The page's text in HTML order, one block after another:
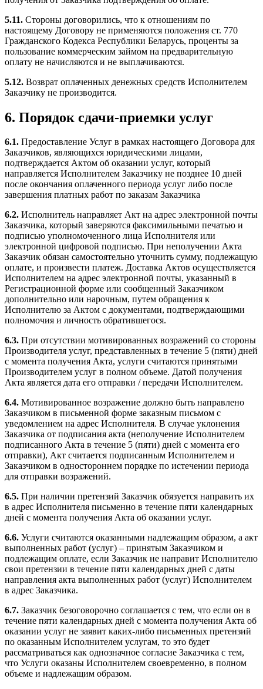
5.11. Стороны договорились, что к отношениям по
настоящему Договору не применяются положения ст. 770
Гражданского Кодекса Республики Беларусь, проценты за
пользование коммерческим займом на предварительную
оплату не начисляются и не выплачиваются.
5.12. Возврат оплаченных денежных средств Исполнителем
Заказчику не производится.
6. Порядок сдачи-приемки услуг
6.1. Предоставление Услуг в рамках настоящего Договора для
Заказчиков, являющихся юридическими лицами,
подтверждается Актом об оказании услуг, который
направляется Исполнителем Заказчику не позднее 10 дней
после окончания оплаченного периода услуг либо после
завершения платных работ по заказам Заказчика
6.2. Исполнитель направляет Акт на адрес электронной почты
Заказчика, который заверяются факсимильными печатью и
подписью уполномоченного лица Исполнителя или
электронной цифровой подписью. При неполучении Акта
Заказчик обязан самостоятельно уточнить сумму, подлежащую
оплате, и произвести платеж. Доставка Актов осуществляется
Исполнителем на адрес электронной почты, указанный в
Регистрационной форме или сообщенный Заказчиком
дополнительно или нарочным, путем обращения к
Исполнителю за Актом с документами, подтверждающими
полномочия и личность обратившегося.
6.3. При отсутствии мотивированных возражений со стороны
Производителя услуг, представленных в течение 5 (пяти) дней
с момента получения Акта, услуги считаются принятыми
Производителем услуг в полном объеме. Датой получения
Акта является дата его отправки / передачи Исполнителем.
6.4. Мотивированное возражение должно быть направлено
Заказчиком в письменной форме заказным письмом с
уведомлением на адрес Исполнителя. В случае уклонения
Заказчика от подписания акта (неполучение Исполнителем
подписанного Акта в течение 5 (пяти) дней с момента его
отправки), Акт считается подписанным Исполнителем и
Заказчиком в одностороннем порядке по истечении периода
для отправки возражений.
6.5. При наличии претензий Заказчик обязуется направить их
в адрес Исполнителя письменно в течение пяти календарных
дней с момента получения Акта об оказании услуг.
6.6. Услуги считаются оказанными надлежащим образом, а акт
выполненных работ (услуг) – принятым Заказчиком и
подлежащим оплате, если Заказчик не направит Исполнителю
свои претензии в течение пяти календарных дней с даты
направления акта выполненных работ (услуг) Исполнителем
в адрес Заказчика.
6.7. Заказчик безоговорочно соглашается с тем, что если он в
течение пяти календарных дней с момента получения Акта об
оказании услуг не заявит каких-либо письменных претензий
по оказанным Исполнителем услугам, то это будет
рассматриваться как однозначное согласие Заказчика с тем,
что Услуги оказаны Исполнителем своевременно, в полном
объеме и надлежащим образом.